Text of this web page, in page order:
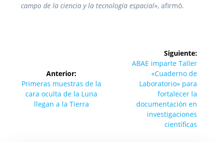
campo de la ciencia y la tecnología espacial», afirmó.
entradas
Anterior:
Entrada
anterior:
Primeras muestras de la
cara oculta de la Luna
llegan a la Tierra
Siguiente:
Siguiente
entrada:
ABAE imparte Taller
«Cuaderno de
Laboratorio» para
fortalecer la
documentación en
investigaciones
científicas